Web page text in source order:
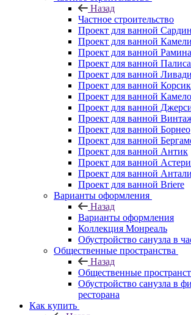
Назад
Частное строительство
Проект для ванной
Проект для ванной
Проект для ванной
Проект для ванной
Проект для ванной
Проект для ванной
Проект для ванной
Проект для ванной
Проект для ванной
Проект для ванной Борнео
Проект для ванной
Проект для ванной Антик
Проект для ванной
Проект для ванной
Проект для ванной Briere
Варианты оформления
Назад
Варианты оформления
Коллекция Монреаль
Обустройство санузла в
Общественные пространства
Назад
Общественные
Обустройство санузла в
ресторана
Как купить